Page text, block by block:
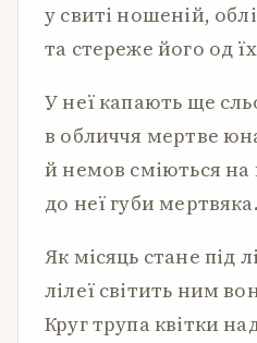
у свиті ношеній,
та стереже його од
У неї капають ще
в обличчя мертве
й немов сміються на
до неї губи мертвяка.
Як місяць стане під
лілеї світить ним
Круг трупа квітки